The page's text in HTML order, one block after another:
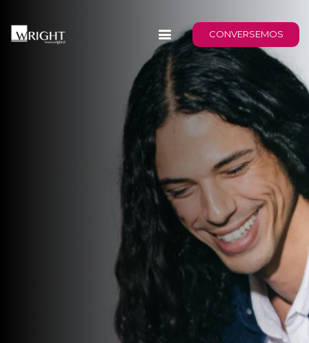
CONVERSEMOS